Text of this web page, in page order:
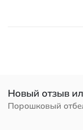
Новый отзыв
Порошковый